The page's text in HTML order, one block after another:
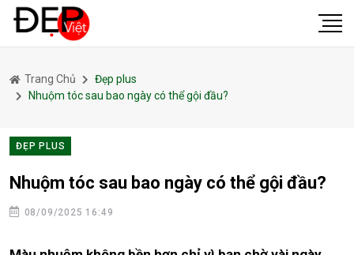
Trang Chủ
Đẹp plus
Nhuộm tóc sau bao ngày có thể gội đầu?
ĐẸP PLUS
Nhuộm tóc sau bao ngày có thể gội đầu?
08/09/2025 16:49